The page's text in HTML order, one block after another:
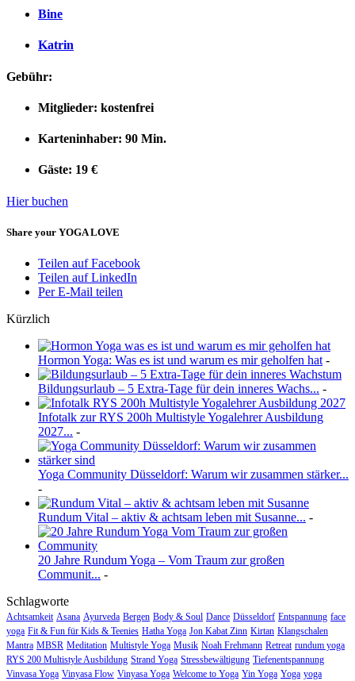
Bine
Katrin
Gebühr:
Mitglieder: kostenfrei
Karteninhaber: 90 Min.
Gäste: 19 €
Hier buchen
Share your YOGA LOVE
Teilen auf Facebook
Teilen auf LinkedIn
Per E-Mail teilen
Kürzlich
Hormon Yoga: Was es ist und warum es mir geholfen hat -
Bildungsurlaub – 5 Extra-Tage für dein inneres Wachs... -
Infotalk zur RYS 200h Multistyle Yogalehrer Ausbildung
2027... -
Yoga Community Düsseldorf: Warum wir zusammen stärker...
-
Rundum Vital – aktiv & achtsam leben mit Susanne... -
20 Jahre Rundum Yoga – Vom Traum zur großen
Communit... -
Schlagworte
Achtsamkeit Asana Ayurveda Bergen Body & Soul Dance Düsseldorf Entspannung face
yoga Fit & Fun für Kids & Teenies Hatha Yoga Jon Kabat Zinn Kirtan Klangschalen
Mantra MBSR Meditation Multistyle Yoga Musik Noah Frehmann Retreat rundum yoga
RYS 200 Multistyle Ausbildung Strand Yoga Stressbewältigung Tiefenentspannung
Vinvasa Yoga Vinyasa Flow Vinyasa Yoga Welcome to Yoga Yin Yoga Yoga yoga